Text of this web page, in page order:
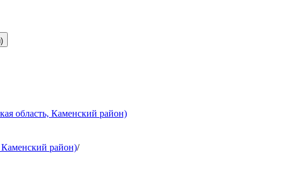
область, Каменский район)
Каменский район)/